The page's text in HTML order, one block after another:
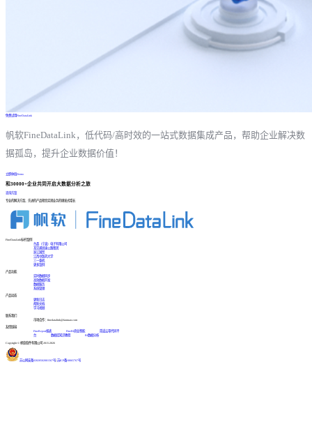
免费试用FineDataLink
帆软FineDataLink，低代码/高时效的一站式数据集成产品，帮助企业解决数
据孤岛，提升企业数据价值！
立即体验Demo
和30000+企业共同开启大数据分析之旅
咨询方案
专业的解决方案、先进的产品帮您实现业务的爆发式增长
FineDataLink标杆案例
台晶（宁波）电子有限公司
某交通高速公路集团
浙江国贸
江西中医药大学
三一重机
更多案例
产品功能
实时数据同步
高效数据开发
数据服务
系统管理
产品动态
更新日志
帮助文档
学习视频
联系我们
市场合作：finedatalink@fanruan.com
友情链接
FineReport报表
FineBI商业智能
简道云零代码平
台
数据库知识教程 BI数据分析
Copyright © 帆软软件有限公司 2015-2026
苏公网安备32020502001567号 苏ICP备18065767号